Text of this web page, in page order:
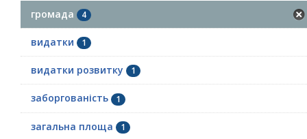
громада 4
видатки 1
видатки розвитку 1
заборгованість 1
загальна площа 1